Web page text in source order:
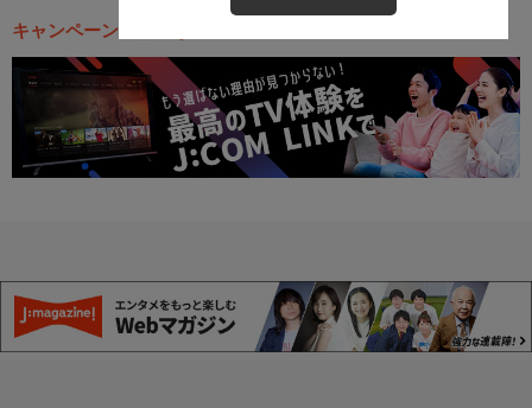
キャンペーン・お得な情報